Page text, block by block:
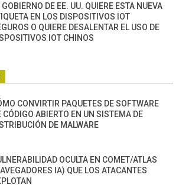
GOBIERNO DE EE. UU. QUIERE ESTA NUEVA
EN LOS DISPOSITIVOS IOT
O QUIERE DESALENTAR EL USO DE
IOT CHINOS
CONVIRTIR PAQUETES DE SOFTWARE
CÓDIGO ABIERTO EN UN SISTEMA DE
DE MALWARE
OCULTA EN COMET/ATLAS
IA) QUE LOS ATACANTES